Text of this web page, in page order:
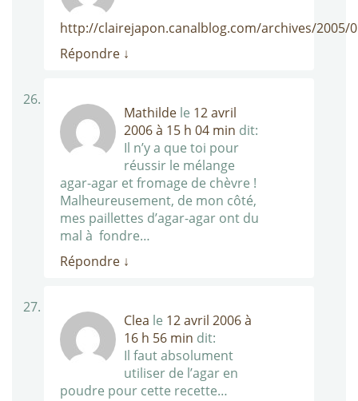
http://clairejapon.canalblog.com/archives/2005/
Répondre ↓
Mathilde le 12 avril
2006 à 15 h 04 min dit:
Il n’y a que toi pour
réussir le mélange
agar-agar et fromage de chèvre !
Malheureusement, de mon côté,
mes paillettes d’agar-agar ont du
mal à fondre…
Répondre ↓
Clea le 12 avril 2006 à
16 h 56 min dit:
Il faut absolument
utiliser de l’agar en
poudre pour cette recette…